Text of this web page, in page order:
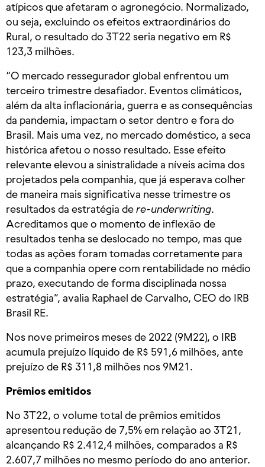
atípicos que afetaram o agronegócio. Normalizado,
ou seja, excluindo os efeitos extraordinários do
Rural, o resultado do 3T22 seria negativo em R$
123,3 milhões.
“O mercado ressegurador global enfrentou um
terceiro trimestre desafiador. Eventos climáticos,
além da alta inflacionária, guerra e as consequências
da pandemia, impactam o setor dentro e fora do
Brasil. Mais uma vez, no mercado doméstico, a seca
histórica afetou o nosso resultado. Esse efeito
relevante elevou a sinistralidade a níveis acima dos
projetados pela companhia, que já esperava colher
de maneira mais significativa nesse trimestre os
resultados da estratégia dere-underwriting.
Acreditamos que o momento de inflexão de
resultados tenha se deslocado no tempo, mas que
todas as ações foram tomadas corretamente para
que a companhia opere com rentabilidade no médio
prazo, executando de forma disciplinada nossa
estratégia”, avalia Raphael de Carvalho, CEO do IRB
Brasil RE.
Nos nove primeiros meses de 2022 (9M22), o IRB
acumula prejuízo líquido de R$ 591,6 milhões, ante
prejuízo de R$ 311,8 milhões nos 9M21.
Prêmios emitidos
No 3T22, o volume total de prêmios emitidos
apresentou redução de 7,5% em relação ao 3T21,
alcançando R$ 2.412,4 milhões, comparados a R$
2.607,7 milhões no mesmo período do ano anterior.